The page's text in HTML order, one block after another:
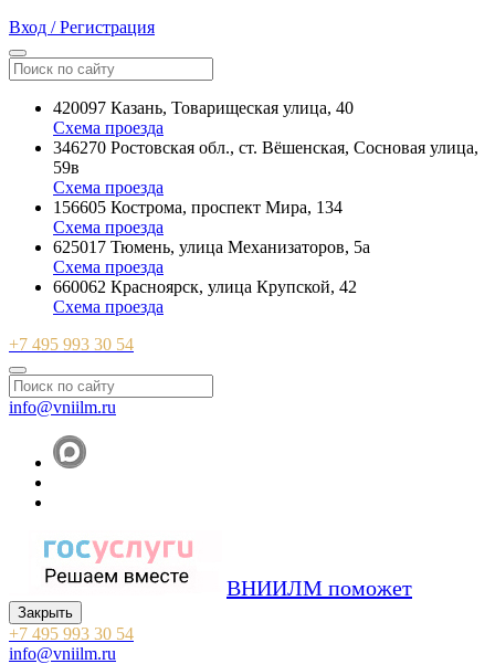
Вход / Регистрация
420097 Казань, Товарищеская улица, 40
Схема проезда
346270 Ростовская обл., ст. Вёшенская, Сосновая улица,
59в
Схема проезда
156605 Кострома, проспект Мира, 134
Схема проезда
625017 Тюмень, улица Механизаторов, 5а
Схема проезда
660062 Красноярск, улица Крупской, 42
Схема проезда
+7 495 993 30 54
info@vniilm.ru
ВНИИЛМ поможет
Закрыть
+7 495 993 30 54
info@vniilm.ru